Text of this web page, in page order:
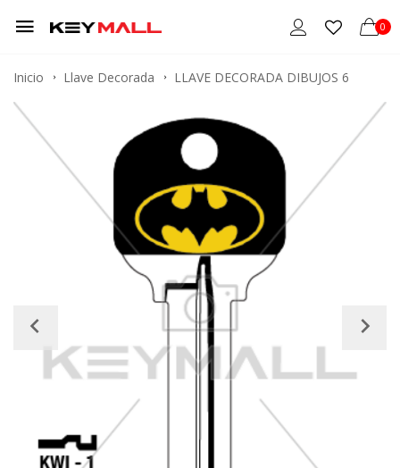
0
Inicio Llave Decorada LLAVE DECORADA DIBUJOS 6